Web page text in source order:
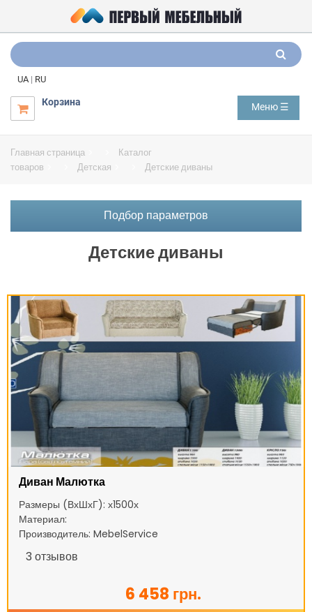
UA | RU

Корзина Меню ☰
Главная страница
Каталог
товаров
Детская Детские диваны
Подбор параметров
Детские диваны
Диван Малютка
Размеры (ВхШхГ): х1500х
Материал:
Производитель: MebelService
3 отзывов
6 458 грн.